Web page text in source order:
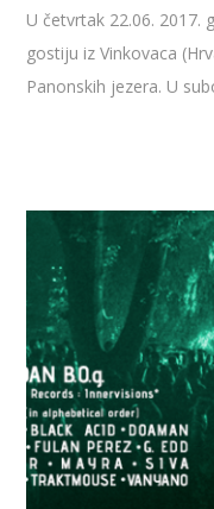
U četvrtak 22.06. 2017.
gostiju iz Vinkovaca
Panonskih jezera. U